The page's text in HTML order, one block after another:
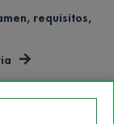
requisitos,